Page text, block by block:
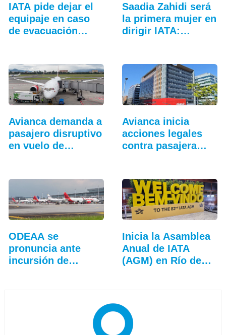
IATA pide dejar el
equipaje en caso
de evacuación…
Saadia Zahidi será
la primera mujer en
dirigir IATA:…
Avianca demanda a
pasajero disruptivo
en vuelo de…
Avianca inicia
acciones legales
contra pasajera
ODEAA se
pronuncia ante
incursión de
Inicia la Asamblea
Anual de IATA
(AGM) en Río de